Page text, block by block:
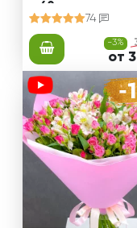
и 60 см
74
-3%
от